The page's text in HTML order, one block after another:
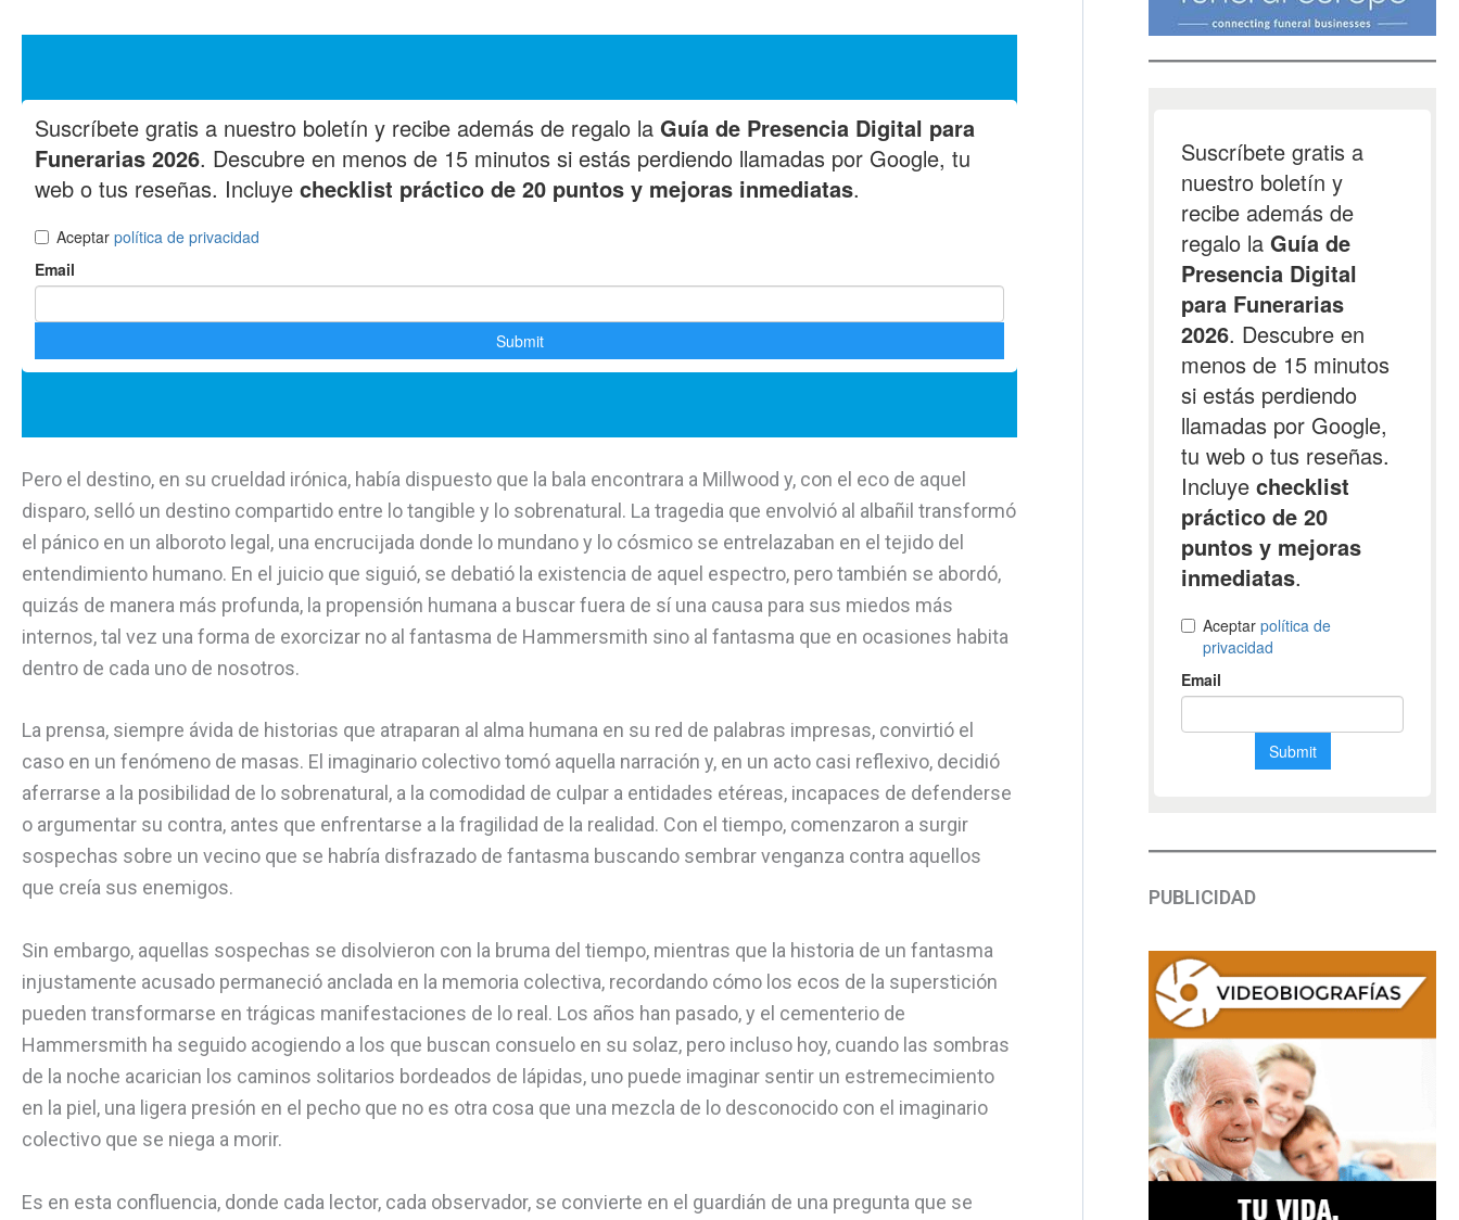
Pero el destino, en su crueldad irónica, había dispuesto que la bala encontrara a Millwood y, con el eco de aquel
disparo, selló un destino compartido entre lo tangible y lo sobrenatural. La tragedia que envolvió al albañil transformó
el pánico en un alboroto legal, una encrucijada donde lo mundano y lo cósmico se entrelazaban en el tejido del
entendimiento humano. En el juicio que siguió, se debatió la existencia de aquel espectro, pero también se abordó,
quizás de manera más profunda, la propensión humana a buscar fuera de sí una causa para sus miedos más
internos, tal vez una forma de exorcizar no al fantasma de Hammersmith sino al fantasma que en ocasiones habita
dentro de cada uno de nosotros.
La prensa, siempre ávida de historias que atraparan al alma humana en su red de palabras impresas, convirtió el
caso en un fenómeno de masas. El imaginario colectivo tomó aquella narración y, en un acto casi reflexivo, decidió
aferrarse a la posibilidad de lo sobrenatural, a la comodidad de culpar a entidades etéreas, incapaces de defenderse
o argumentar su contra, antes que enfrentarse a la fragilidad de la realidad. Con el tiempo, comenzaron a surgir
sospechas sobre un vecino que se habría disfrazado de fantasma buscando sembrar venganza contra aquellos
que creía sus enemigos.
Sin embargo, aquellas sospechas se disolvieron con la bruma del tiempo, mientras que la historia de un fantasma
injustamente acusado permaneció anclada en la memoria colectiva, recordando cómo los ecos de la superstición
pueden transformarse en trágicas manifestaciones de lo real. Los años han pasado, y el cementerio de
Hammersmith ha seguido acogiendo a los que buscan consuelo en su solaz, pero incluso hoy, cuando las sombras
de la noche acarician los caminos solitarios bordeados de lápidas, uno puede imaginar sentir un estremecimiento
en la piel, una ligera presión en el pecho que no es otra cosa que una mezcla de lo desconocido con el imaginario
colectivo que se niega a morir.
Es en esta confluencia, donde cada lector, cada observador, se convierte en el guardián de una pregunta que se
PUBLICIDAD